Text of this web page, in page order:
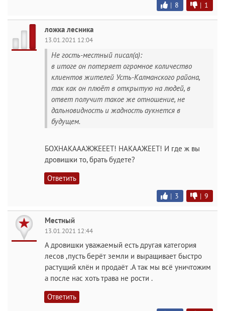
| 8 | 1
ложка лесника
13.01.2021 12:04
Не гость-местный писал(а):
в итоге он потеряет огромное количество
клиентов жителей Усть-Калманского района,
так как он плюёт в открытую на людей, в
ответ получит такое же отношение, не
дальновидность и жадность аукнется в
будущем.
БОХНАКАААЖЖЕЕЕТ! НАКААЖЕЕТ! И где ж вы
дровишки то, брать будете?
Ответить
| 3 | 9
Местный
13.01.2021 12:44
А дровишки уважаемый есть другая категория
лесов ,пусть берёт земли и выращивает быстро
растущий клён и продаёт .А так мы всё уничтожим
а после нас хоть трава не рости .
Ответить